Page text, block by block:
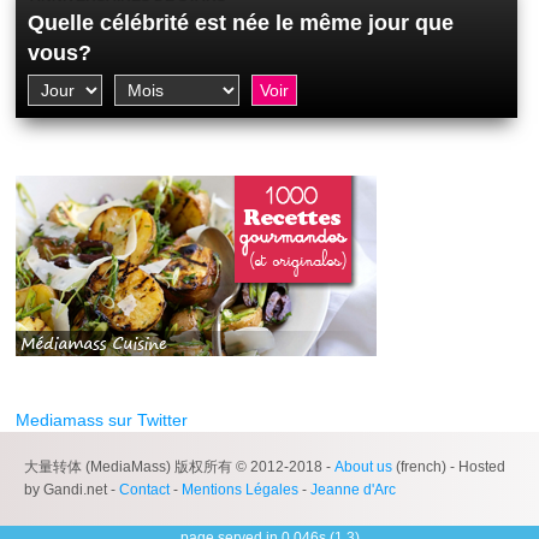
Quelle célébrité est née le même jour que
vous?
Mediamass sur Twitter
大量转体 (MediaMass) 版权所有 © 2012-2018 - About us (french) - Hosted
by Gandi.net - Contact- Mentions Légales - Jeanne d'Arc